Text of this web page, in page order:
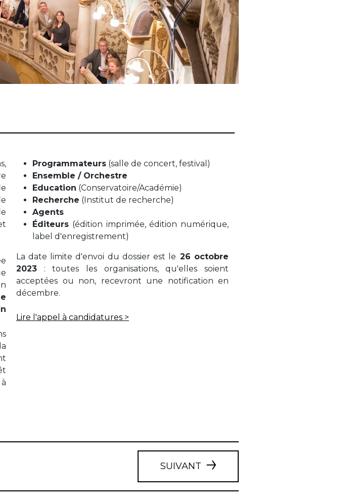
Programmateurs (salle de concert, festival)
Ensemble / Orchestre
Education (Conservatoire/Académie)
Recherche (Institut de recherche)
Agents
Éditeurs (édition imprimée, édition numérique,
label d'enregistrement)
La date limite d'envoi du dossier est le 26 octobre
2023 : toutes les organisations, qu'elles soient
acceptées ou non, recevront une notification en
décembre.
Lire l'appel à candidatures >
SUIVANT